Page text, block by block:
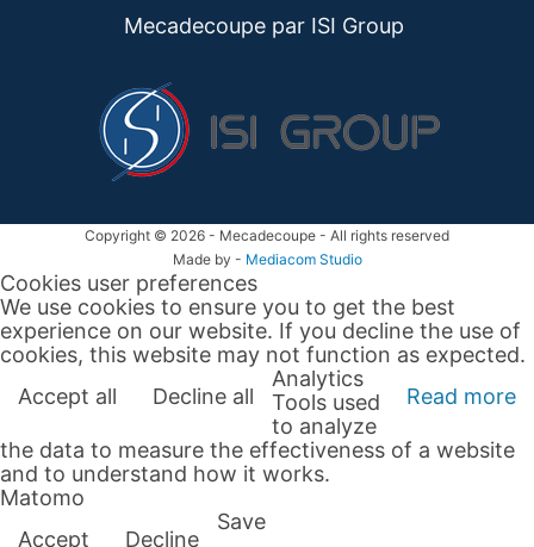
Mecadecoupe par ISI Group
Copyright © 2026 - Mecadecoupe - All rights reserved
Made by - Mediacom Studio
Cookies user preferences
We use cookies to ensure you to get the best
experience on our website. If you decline the use of
cookies, this website may not function as expected.
Accept all
Decline all Read more
Analytics
Tools used
to analyze
the data to measure the effectiveness of a website
and to understand how it works.
Matomo
Accept
Decline
Save